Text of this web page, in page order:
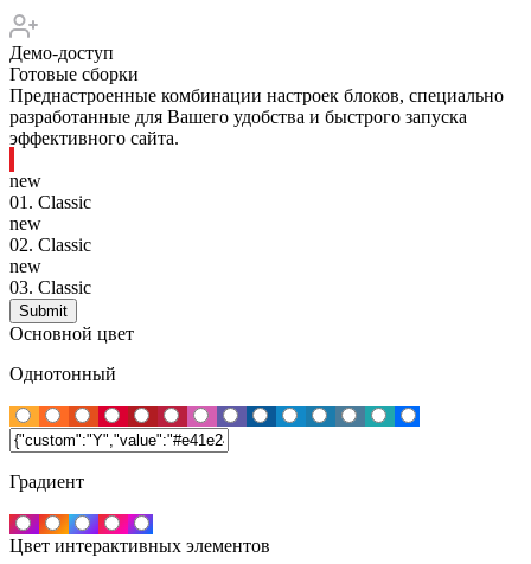
Демо-доступ
Готовые сборки
Преднастроенные комбинации настроек блоков, специально
разработанные для Вашего удобства и быстрого запуска
эффективного сайта.
new
01. Classic
new
02. Classic
new
03. Classic
Основной цвет
Однотонный
Градиент
Цвет интерактивных элементов